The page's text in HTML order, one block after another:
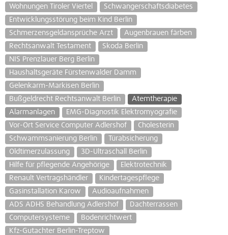
Wohnungen Tiroler Viertel
Schwangerschaftsdiabetes
Entwicklungsstörung beim Kind Berlin
Schmerzensgeldansprüche Arzt
Augenbrauen färben
Rechtsanwalt Testament
Skoda Berlin
NIS Prenzlauer Berg Berlin
Haushaltsgeräte Fürstenwalder Damm
Gelenkarm-Markisen Berlin
Bußgeldrecht Rechtsanwalt Berlin
Atemtherapie
Alarmanlagen
EMG-Diagnostik Elektromyografie
Vor-Ort Service Computer Adlershof
Cholesterin
Schwammsanierung Berlin
Türabsicherung
Oldtimerzulassung
3D-Ultraschall Berlin
Hilfe für pflegende Angehörige
Elektrotechnik
Renault Vertragshändler
Kindertagespflege
Gasinstallation Karow
Audioaufnahmen
ADS ADHS Behandlung Adlershof
Dachterrassen
Computersysteme
Bodenrichtwert
Kfz-Gutachter Berlin-Treptow